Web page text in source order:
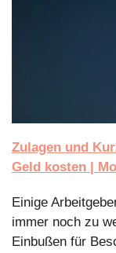
Zulagen und
Geld kosten |
Einige
immer noch zu
Einbußen für